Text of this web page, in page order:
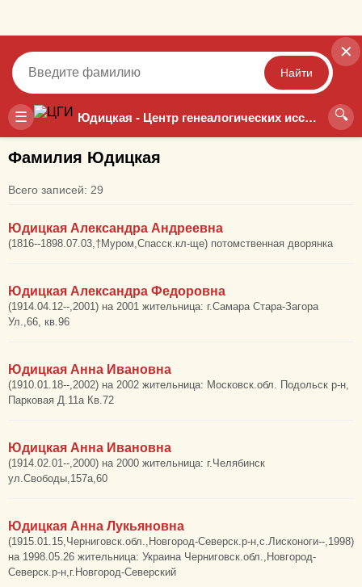
☰ Юдицкая - Центр генеалогических исследований 🔍
✕
Найти
Точный Неточный
Фамилия Юдицкая
Всего записей: 29
Юдицкая Александра Андреевна
(1816--1898.07.03,†Муром,Спасск.кл-ще) потомственная дворянка
Юдицкая Александра Федоровна
(1914.04.12--,2001) на 2001 жительница: г.Самара Стара-Загора
Ул.,66, кв.96
Юдицкая Анна Ивановна
(1910.01.18--,2002) на 2002 жительница: Московск.обл. Подольск р-н,
Парковая Д.11а Кв.72
Юдицкая Анна Ивановна
(1914.02.01--,2000) на 2000 жительница: г.Челябинск
ул.Свободы,157а,60
Юдицкая Анна Лукьяновна
(1915.01.15,Черниговск.обл.,Новгород-Северск.р-н,с.Лисконоги--,1998)
на 1998.05.26 жительница: Украина Черниговск.обл.,Новгород-
Северск.р-н,г.Новгород-Северский